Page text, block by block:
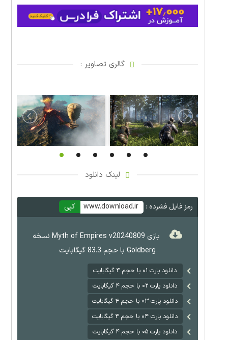
گالری تصاویر :
لینک دانلود
رمز فایل فشرده : www.download.ir کپی
بازی Myth of Empires v20240809 نسخه
Goldberg با حجم 83.3 گیگابایت
دانلود پارت ۰۱ با حجم ۴ گیگابایت
دانلود پارت ۰۲ با حجم ۴ گیگابایت
دانلود پارت ۰۳ با حجم ۴ گیگابایت
دانلود پارت ۰۴ با حجم ۴ گیگابایت
دانلود پارت ۰۵ با حجم ۴ گیگابایت